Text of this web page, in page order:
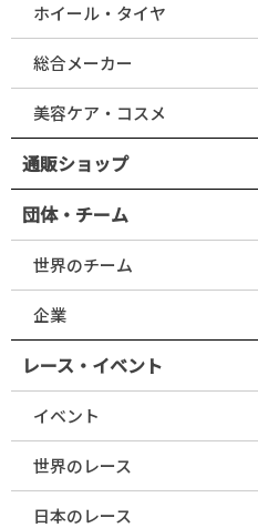
ホイール・タイヤ
総合メーカー
美容ケア・コスメ
通販ショップ
団体・チーム
世界のチーム
企業
レース・イベント
イベント
世界のレース
日本のレース